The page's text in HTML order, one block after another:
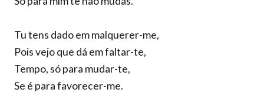
Tu tens dado em malquerer-me,
Pois vejo que dá em faltar-te,
Tempo, só para mudar-te,
Se é para favorecer-me.